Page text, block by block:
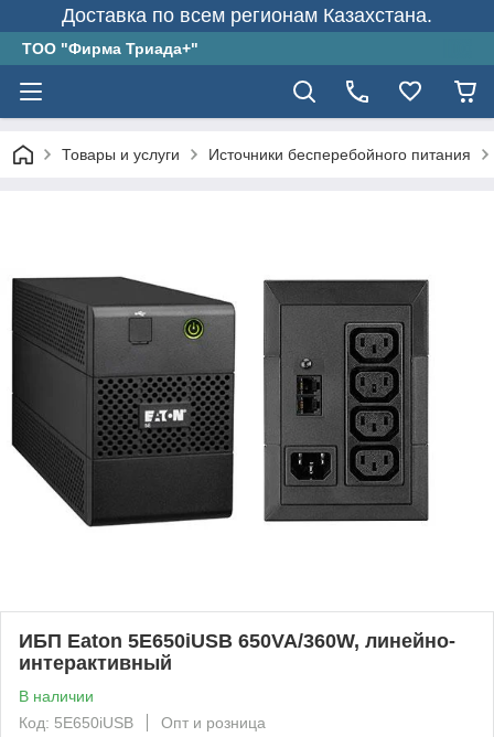
Доставка по всем регионам Казахстана.
ТОО "Фирма Триада+"
Товары и услуги Источники бесперебойного питания
ИБП Eaton 5E650iUSB 650VA/360W, линейно-
интерактивный
В наличии
Код: 5E650iUSB
Опт и розница